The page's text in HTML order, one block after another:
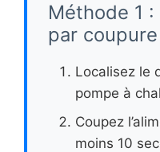
Méthode 1
par
Localisez le
pompe à
Coupez
moins 10